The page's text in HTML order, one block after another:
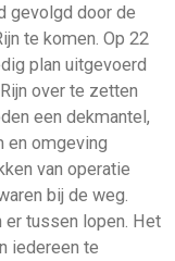
gevolgd door de
te komen. Op 22
plan uitgevoerd
over te zetten
een dekmantel,
en omgeving
van operatie
bij de weg.
er tussen lopen. Het
iedereen te